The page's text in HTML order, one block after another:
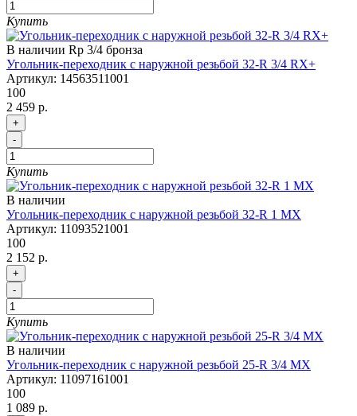
Купить
В наличии Rp 3/4 бронза
Угольник-переходник с наружной резьбой 32-R 3/4 RX+
Артикул: 14563511001
100
2 459 р.
+
-
Купить
В наличии
Угольник-переходник с наружной резьбой 32-R 1 MX
Артикул: 11093521001
100
2 152 р.
+
-
Купить
В наличии
Угольник-переходник с наружной резьбой 25-R 3/4 MX
Артикул: 11097161001
100
1 089 р.